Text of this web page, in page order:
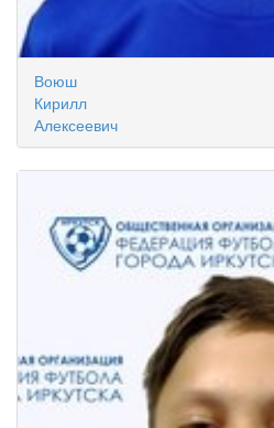
Воюш
Кирилл
Алексеевич